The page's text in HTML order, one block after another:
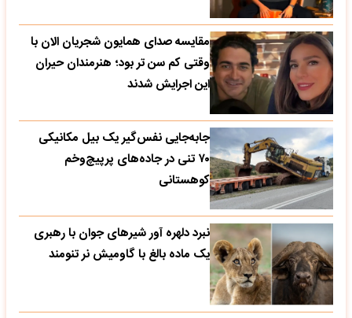
مقایسه صدای همایون شجریان الان با
وقتی کم سن تر بود؛ هنرمندان حیران
این اجرایش شدند
جابه‌جایی نفس‌گیر یک بیل مکانیکی
۷۰ تنی در جاده‌های پرپیچ‌وخم
کوهستانی
نبرد دلهره آور شیرهای جوان با رهبری
یک ماده بالغ با گاومیش نر تنومند